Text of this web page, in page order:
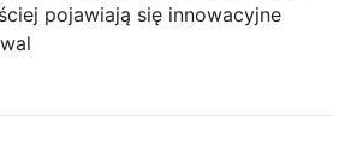
pojawiają się innowacyjne